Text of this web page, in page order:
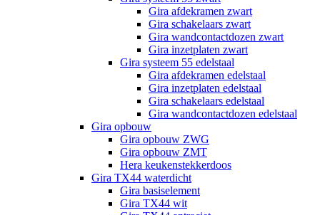
Gira afdekramen zwart
Gira schakelaars zwart
Gira wandcontactdozen zwart
Gira inzetplaten zwart
Gira systeem 55 edelstaal
Gira afdekramen edelstaal
Gira inzetplaten edelstaal
Gira schakelaars edelstaal
Gira wandcontactdozen edelstaal
Gira opbouw
Gira opbouw ZWG
Gira opbouw ZMT
Hera keukenstekkerdoos
Gira TX44 waterdicht
Gira basiselement
Gira TX44 wit